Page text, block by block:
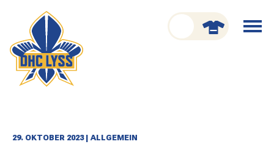
Menü
öffnen
schliessen
CLUB
GESCHICHTE
29. OKTOBER 2023 | ALLGEMEIN